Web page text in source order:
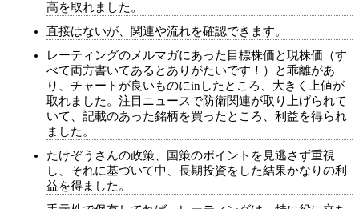
高を取れました。
直接はないが、関連や流れを確認できます。
レーティングのメルマガにあった目標株価と現株価（す
べて両方書いてあるとありがたいです！）と乖離があ
り、チャートが良いものにinしたところ、大きく上値が
取れました。注目ニュースで防衛関連が取り上げられて
いて、記載のあった銘柄を買ったところ、利益を得られ
ました。
たけぞうさんの政策、国策のポイントを見逃さず重視
し、それに基づいて中、長期投資をした結果かなりの利
益を得ました。